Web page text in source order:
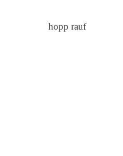
hopp rauf